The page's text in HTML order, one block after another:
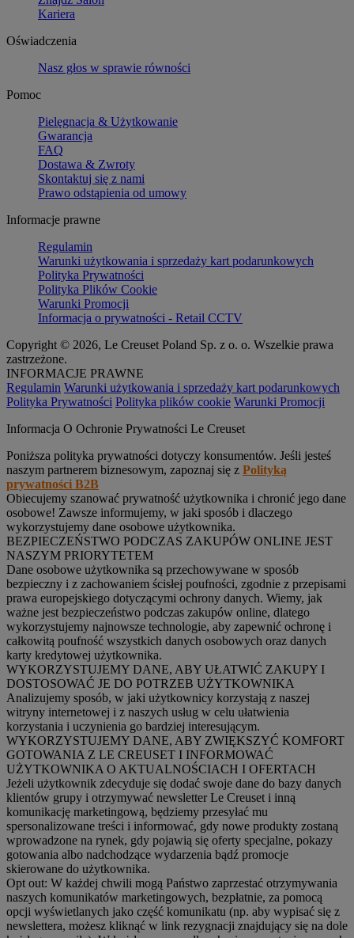
Kariera
Oświadczenia
Nasz głos w sprawie równości
Pomoc
Pielęgnacja & Użytkowanie
Gwarancja
FAQ
Dostawa & Zwroty
Skontaktuj się z nami
Prawo odstąpienia od umowy
Informacje prawne
Regulamin
Warunki użytkowania i sprzedaży kart podarunkowych
Polityka Prywatności
Polityka Plików Cookie
Warunki Promocji
Informacja o prywatności - Retail CCTV
Copyright © 2026, Le Creuset Poland Sp. z o. o. Wszelkie prawa
zastrzeżone.
INFORMACJE PRAWNE
Regulamin Warunki użytkowania i sprzedaży kart podarunkowych
Polityka Prywatności Polityka plików cookie Warunki Promocji
Informacja O Ochronie Prywatności Le Creuset
Poniższa polityka prywatności dotyczy konsumentów. Jeśli jesteś
naszym partnerem biznesowym, zapoznaj się z Polityką
prywatności B2B
Obiecujemy szanować prywatność użytkownika i chronić jego dane
osobowe! Zawsze informujemy, w jaki sposób i dlaczego
wykorzystujemy dane osobowe użytkownika.
BEZPIECZEŃSTWO PODCZAS ZAKUPÓW ONLINE JEST
NASZYM PRIORYTETEM
Dane osobowe użytkownika są przechowywane w sposób
bezpieczny i z zachowaniem ścisłej poufności, zgodnie z przepisami
prawa europejskiego dotyczącymi ochrony danych. Wiemy, jak
ważne jest bezpieczeństwo podczas zakupów online, dlatego
wykorzystujemy najnowsze technologie, aby zapewnić ochronę i
całkowitą poufność wszystkich danych osobowych oraz danych
karty kredytowej użytkownika.
WYKORZYSTUJEMY DANE, ABY UŁATWIĆ ZAKUPY I
DOSTOSOWAĆ JE DO POTRZEB UŻYTKOWNIKA
Analizujemy sposób, w jaki użytkownicy korzystają z naszej
witryny internetowej i z naszych usług w celu ułatwienia
korzystania i uczynienia go bardziej interesującym.
WYKORZYSTUJEMY DANE, ABY ZWIĘKSZYĆ KOMFORT
GOTOWANIA Z LE CREUSET I INFORMOWAĆ
UŻYTKOWNIKA O AKTUALNOŚCIACH I OFERTACH
Jeżeli użytkownik zdecyduje się dodać swoje dane do bazy danych
klientów grupy i otrzymywać newsletter Le Creuset i inną
komunikację marketingową, będziemy przesyłać mu
spersonalizowane treści i informować, gdy nowe produkty zostaną
wprowadzone na rynek, gdy pojawią się oferty specjalne, pokazy
gotowania albo nadchodzące wydarzenia bądź promocje
skierowane do użytkownika.
Opt out: W każdej chwili mogą Państwo zaprzestać otrzymywania
naszych komunikatów marketingowych, bezpłatnie, za pomocą
opcji wyświetlanych jako część komunikatu (np. aby wypisać się z
newslettera, możesz kliknąć w link rezygnacji znajdujący się na dole